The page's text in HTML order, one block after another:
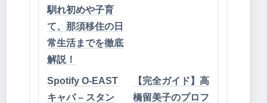
馴れ初めや子育
て、那須移住の日
常生活までを徹底
解説！
Spotify O-EAST
キャパ – スタン
【完全ガイド】高
橋留美子のプロフ